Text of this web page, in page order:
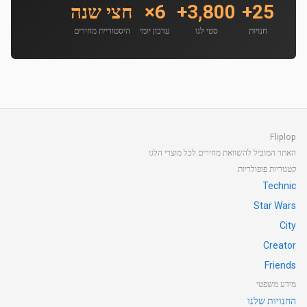
25+
חנויות
3,800+
סטי לגו
6×
עדכון יומי
חצי שנה
היסטוריית מחירים
Fliplop
האתר המוביל להשוואת מחירים לכל מוצרי הלגו
קטגוריות פופולריות
Technic
Star Wars
City
Creator
Friends
מידע משפטי
החנויות שלנו